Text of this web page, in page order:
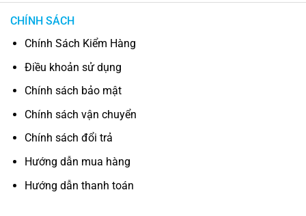
CHÍNH SÁCH
Chính Sách Kiểm Hàng
Điều khoản sử dụng
Chính sách bảo mật
Chính sách vận chuyển
Chính sách đổi trả
Hướng dẫn mua hàng
Hướng dẫn thanh toán